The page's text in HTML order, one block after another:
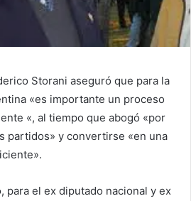
Storani aseguró que para la
«es importante un proceso
«, al tiempo que abogó «por
partidos» y convertirse «en una
para el ex diputado nacional y ex